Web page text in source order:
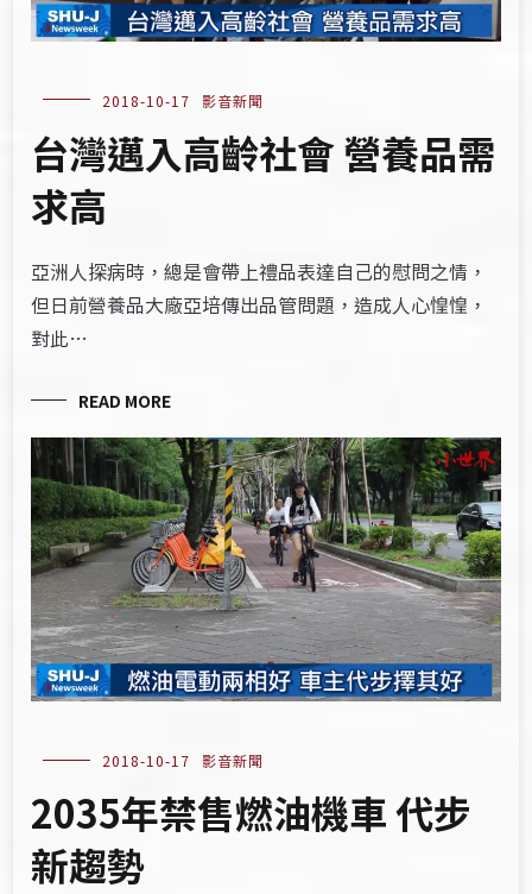
2018-10-17 影音新聞
台灣邁入高齡社會 營養品需
求高
亞洲人探病時，總是會帶上禮品表達自己的慰問之情，
但日前營養品大廠亞培傳出品管問題，造成人心惶惶，
對此…
READ MORE
2018-10-17 影音新聞
2035年禁售燃油機車 代步
新趨勢